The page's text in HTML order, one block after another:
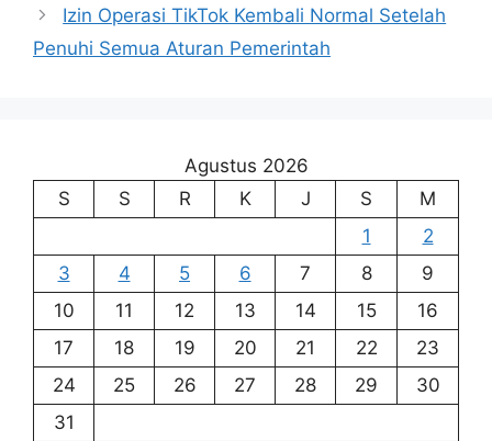
Izin Operasi TikTok Kembali Normal Setelah
Penuhi Semua Aturan Pemerintah
Agustus 2026
S
S R K J S
M
1
2
3
4 5 6 7 8
9
10
11 12 13 14 15
16
17
18 19 20 21 22
23
24
25 26 27 28 29
30
31